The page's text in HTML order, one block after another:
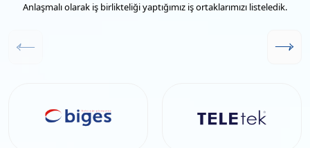
Anlaşmalı olarak iş birlikteliği yaptığımız iş ortaklarımızı listeledik.